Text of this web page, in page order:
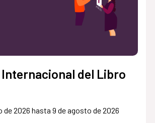
Internacional del Libro
de 2026 hasta 9 de agosto de 2026